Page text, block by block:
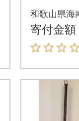
うき
和歌山県海
寄付金額